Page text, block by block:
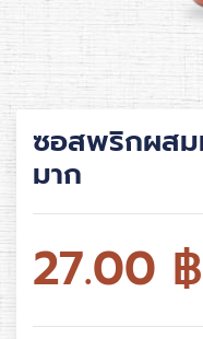
ซอสพริกผสม
มาก
27.00 ฿